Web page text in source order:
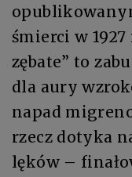
śmierci w
zębate” to
dla aury
napad
rzecz dotyka
lęków –